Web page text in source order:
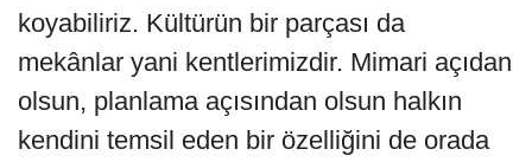
koyabiliriz. Kültürün bir parçası da
mekânlar yani kentlerimizdir. Mimari açıdan
olsun, planlama açısından olsun halkın
kendini temsil eden bir özelliğini de orada